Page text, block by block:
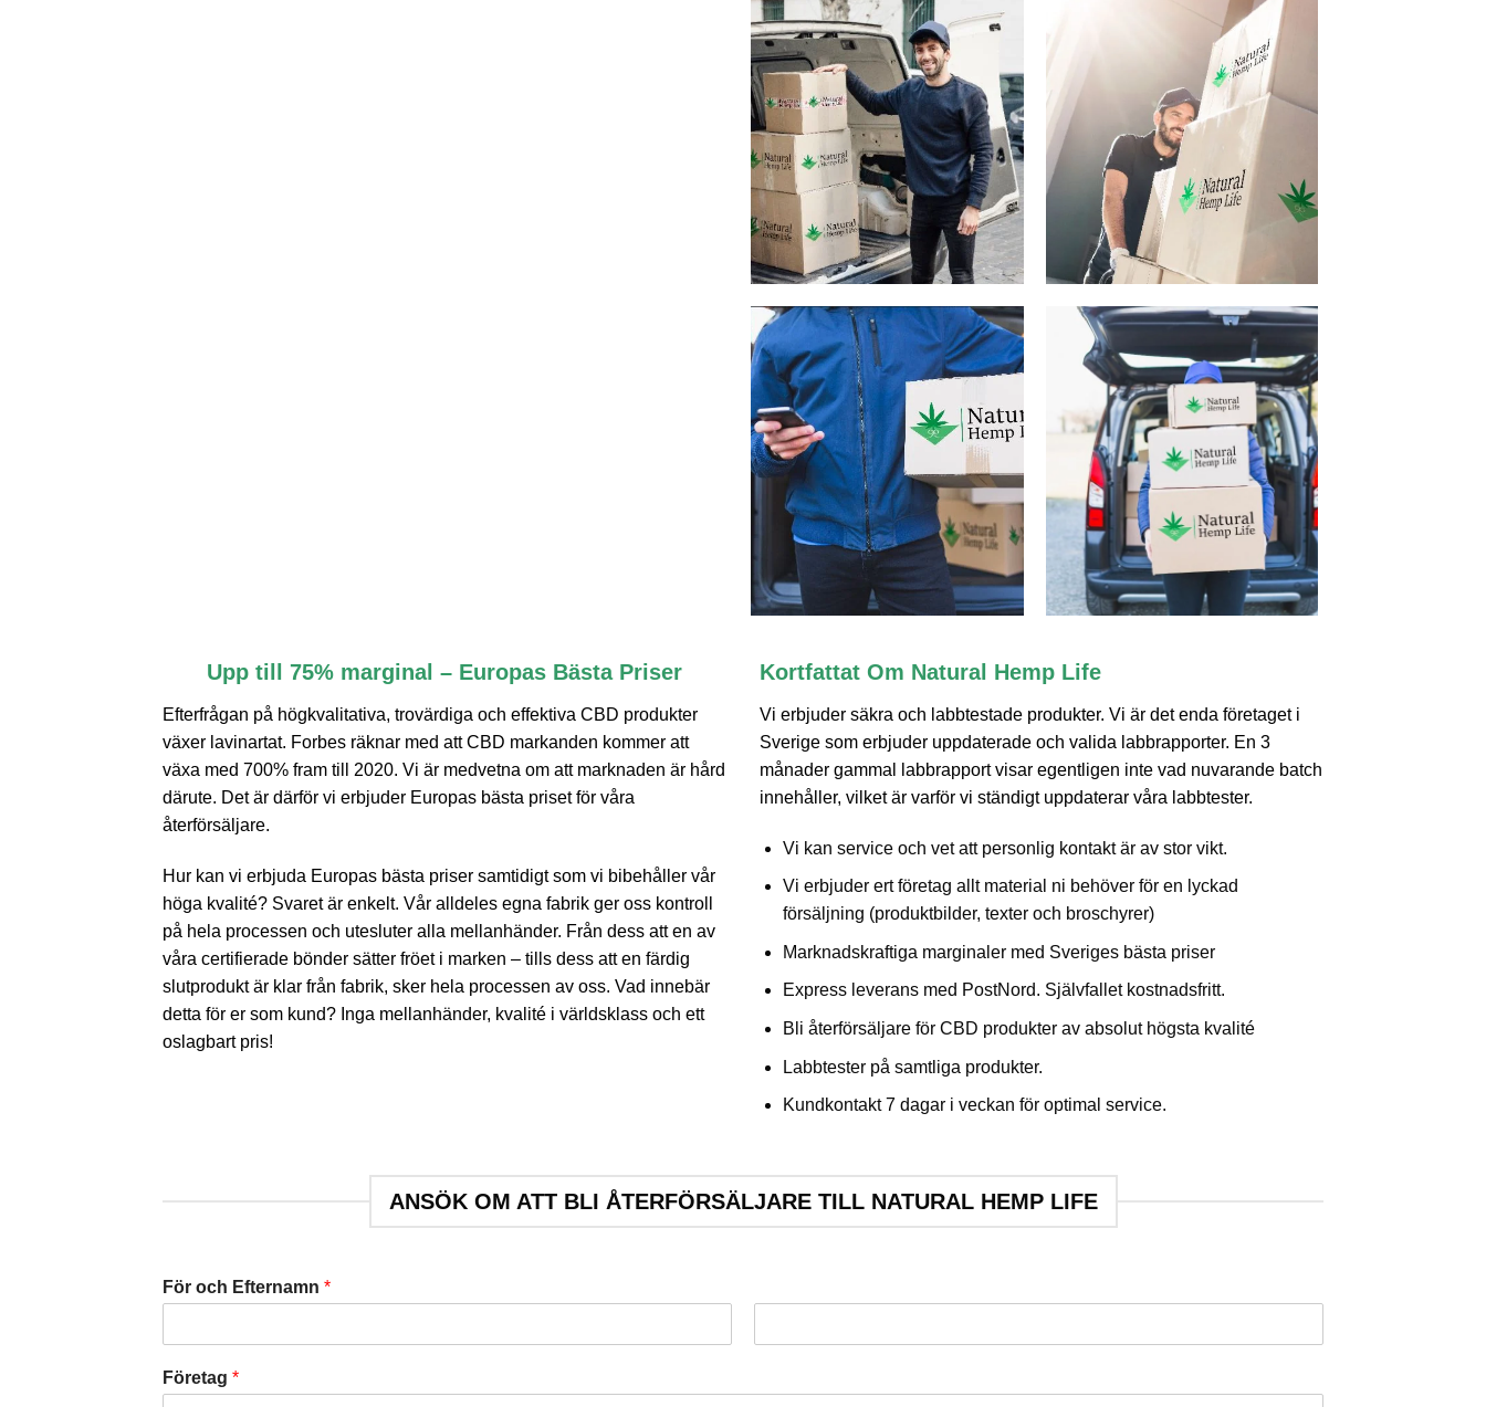
Upp till 75% marginal – Europas Bästa Priser
Efterfrågan på högkvalitativa, trovärdiga och effektiva CBD produkter
växer lavinartat. Forbes räknar med att CBD markanden kommer att
växa med 700% fram till 2020. Vi är medvetna om att marknaden är hård
därute. Det är därför vi erbjuder Europas bästa priset för våra
återförsäljare.
Hur kan vi erbjuda Europas bästa priser samtidigt som vi bibehåller vår
höga kvalité? Svaret är enkelt. Vår alldeles egna fabrik ger oss kontroll
på hela processen och utesluter alla mellanhänder. Från dess att en av
våra certifierade bönder sätter fröet i marken – tills dess att en färdig
slutprodukt är klar från fabrik, sker hela processen av oss. Vad innebär
detta för er som kund? Inga mellanhänder, kvalité i världsklass och ett
oslagbart pris!
Kortfattat Om Natural Hemp Life
Vi erbjuder säkra och labbtestade produkter. Vi är det enda företaget i
Sverige som erbjuder uppdaterade och valida labbrapporter. En 3
månader gammal labbrapport visar egentligen inte vad nuvarande batch
innehåller, vilket är varför vi ständigt uppdaterar våra labbtester.
Vi kan service och vet att personlig kontakt är av stor vikt.
Vi erbjuder ert företag allt material ni behöver för en lyckad
försäljning (produktbilder, texter och broschyrer)
Marknadskraftiga marginaler med Sveriges bästa priser
Express leverans med PostNord. Självfallet kostnadsfritt.
Bli återförsäljare för CBD produkter av absolut högsta kvalité
Labbtester på samtliga produkter.
Kundkontakt 7 dagar i veckan för optimal service.
ANSÖK OM ATT BLI ÅTERFÖRSÄLJARE TILL NATURAL HEMP LIFE
För och Efternamn *
ö
r
Företag *